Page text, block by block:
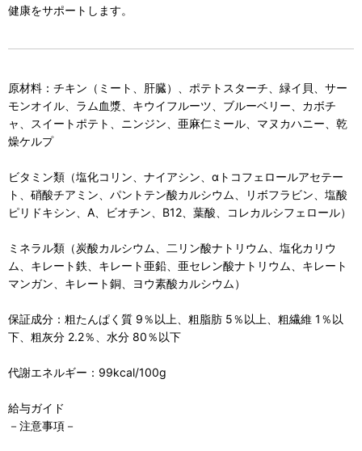
健康をサポートします。
原材料：チキン（ミート、肝臓）、ポテトスターチ、緑イ貝、サー
モンオイル、ラム血漿、キウイフルーツ、ブルーベリー、カボチ
ャ、スイートポテト、ニンジン、亜麻仁ミール、マヌカハニー、乾
燥ケルプ
ビタミン類（塩化コリン、ナイアシン、αトコフェロールアセテー
ト、硝酸チアミン、パントテン酸カルシウム、リボフラビン、塩酸
ピリドキシン、A、ビオチン、B12、葉酸、コレカルシフェロール）
ミネラル類（炭酸カルシウム、二リン酸ナトリウム、塩化カリウ
ム、キレート鉄、キレート亜鉛、亜セレン酸ナトリウム、キレート
マンガン、キレート銅、ヨウ素酸カルシウム）
保証成分：粗たんぱく質 9％以上、粗脂肪 5％以上、粗繊維 1％以
下、粗灰分 2.2％、水分 80％以下
代謝エネルギー：99kcal/100g
給与ガイド
－注意事項－